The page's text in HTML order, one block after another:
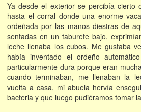
Ya desde el exterior se percibía cierto
hasta el corral donde una enorme
ordeñada por las manos diestras de
sentadas en un taburete bajo,
leche llenaba los cubos. Me gustaba
había inventado el ordeño
particularmente dura porque eran
cuando terminaban, me llenaban la
vuelta a casa, mi abuela hervía
bacteria y que luego pudiéramos tomar